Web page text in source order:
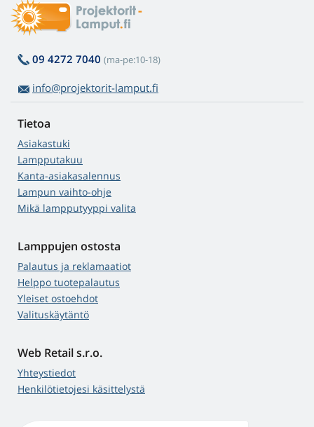
09 4272 7040 (ma-pe:10-18)
info@projektorit-lamput.fi
Tietoa
Asiakastuki
Lampputakuu
Kanta-asiakasalennus
Lampun vaihto-ohje
Mikä lampputyyppi valita
Lamppujen ostosta
Palautus ja reklamaatiot
Helppo tuotepalautus
Yleiset ostoehdot
Valituskäytäntö
Web Retail s.r.o.
Yhteystiedot
Henkilötietojesi käsittelystä